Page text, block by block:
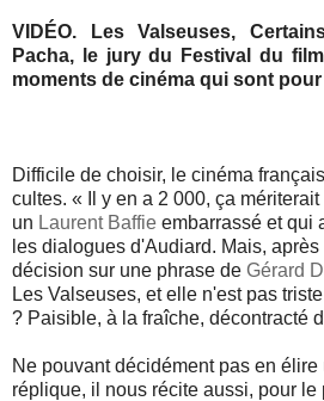
VIDÉO. Les Valseuses,
Pacha, le jury du Festival du
moments de cinéma qui sont
Difficile de choisir, le cinéma
cultes. « Il y en a 2 000, ça
un Laurent Baffie embarrassé et qui
les dialogues d'Audiard. Mais,
décision sur une phrase de Gérard
Les Valseuses, et elle n'est pas
? Paisible, à la fraîche, décontracté
Ne pouvant décidément pas en
réplique, il nous récite aussi, pour